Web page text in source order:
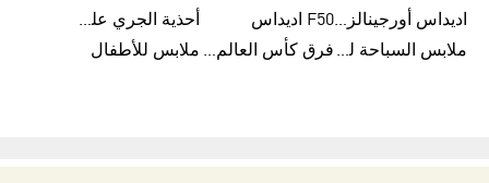
اديداس أورجينالز صنادل للنساءF50 اديداس
أحذية الجري على الطرق الوعرة للرجال
ملابس السباحة للنساء
فرق كأس العالم FIFA 26™ ملابس للأطفال